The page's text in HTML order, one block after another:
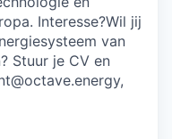
Interesse?Wil jij
van
Stuur je CV en